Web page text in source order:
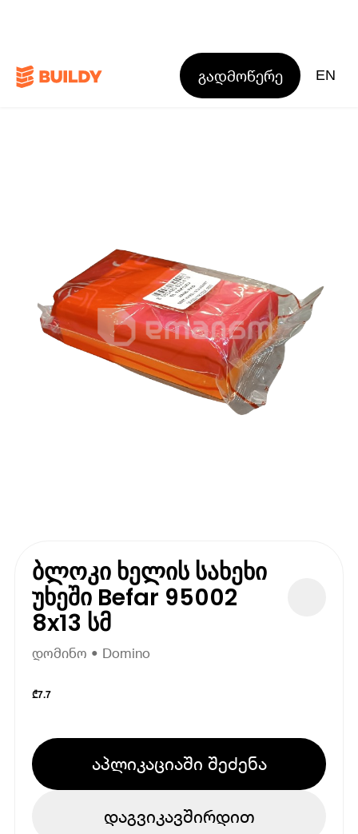
გადმოწერე EN
ბლოკი ხელის სახეხი
უხეში Befar 95002
8x13 სმ
დომინო • Domino
₾7.7
აპლიკაციაში შეძენა
დაგვიკავშირდით